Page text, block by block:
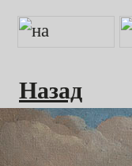
Назад